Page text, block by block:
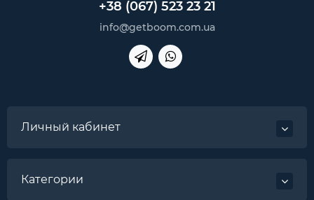
+38 (067) 523 23 21
info@getboom.com.ua
Личный кабинет
Категории